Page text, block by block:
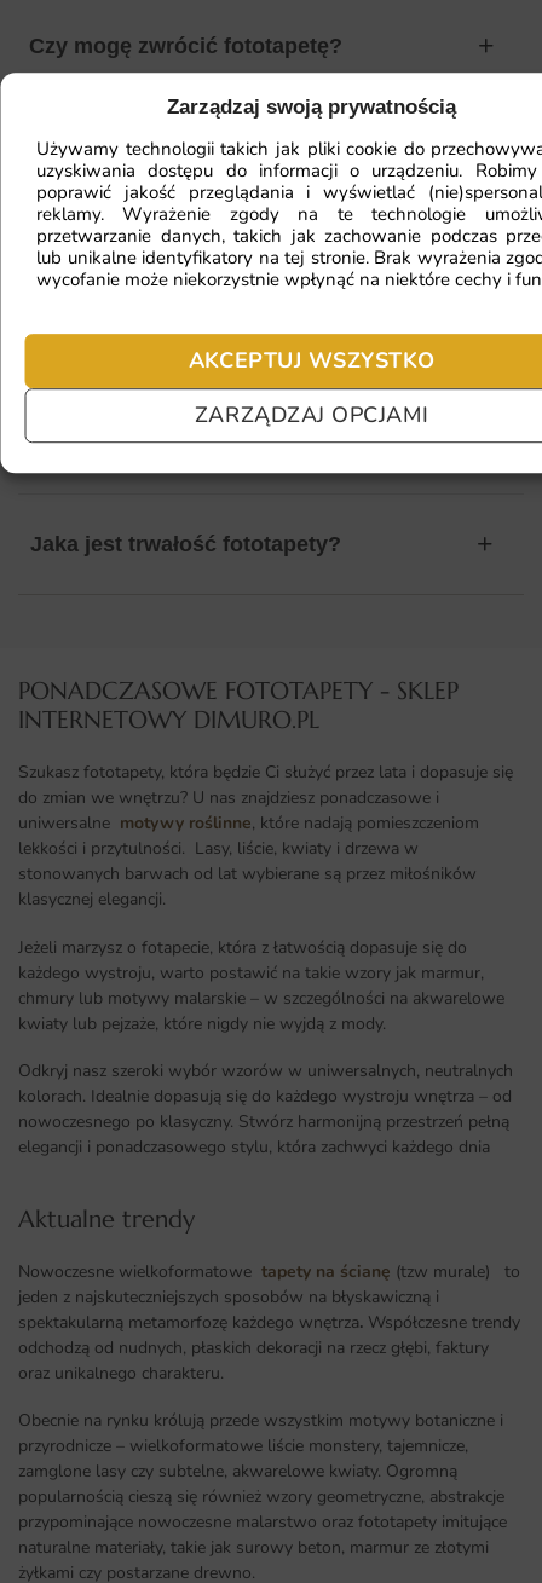
Zarządzaj swoją prywatnością
Używamy technologii takich jak pliki cookie do
uzyskiwania dostępu do informacji o urządzeniu.
poprawić jakość przeglądania i wyświetlać
reklamy. Wyrażenie zgody na te technologie
przetwarzanie danych, takich jak zachowanie podczas
lub unikalne identyfikatory na tej stronie. Brak wyrażenia
wycofanie może niekorzystnie wpłynąć na niektóre cechy i
AKCEPTUJ WSZYSTKO
ZARZĄDZAJ OPCJAMI
Czy mogę zwrócić fototapetę?
Jak zamontować fototapetę? / Jak
przygotować ścianę?
Fototapeta ma inny kolor na telefonie
Jaki materiał wybrać?
Jaka jest trwałość fototapety?
PONADCZASOWE FOTOTAPETY - SKLEP
INTERNETOWY DIMURO.PL​
Szukasz fototapety, która będzie Ci służyć przez lata i dopasuje się
do zmian we wnętrzu? U nas znajdziesz ponadczasowe i
uniwersalne motywy roślinne, które nadają pomieszczeniom
lekkości i przytulności. Lasy, liście, kwiaty i drzewa w
stonowanych barwach od lat wybierane są przez miłośników
klasycznej elegancji.
Jeżeli marzysz o fotapecie, która z łatwością dopasuje się do
każdego wystroju, warto postawić na takie wzory jak marmur,
chmury lub motywy malarskie – w szczególności na akwarelowe
kwiaty lub pejzaże, które nigdy nie wyjdą z mody.
Odkryj nasz szeroki wybór wzorów w uniwersalnych, neutralnych
kolorach. Idealnie dopasują się do każdego wystroju wnętrza – od
nowoczesnego po klasyczny. Stwórz harmonijną przestrzeń pełną
elegancji i ponadczasowego stylu, która zachwyci każdego dnia
Aktualne trendy​
Nowoczesne wielkoformatowe tapety na ścianę (tzw murale) to
jeden z najskuteczniejszych sposobów na błyskawiczną i
spektakularną metamorfozę każdego wnętrza. Współczesne trendy
odchodzą od nudnych, płaskich dekoracji na rzecz głębi, faktury
oraz unikalnego charakteru.
Obecnie na rynku królują przede wszystkim motywy botaniczne i
przyrodnicze – wielkoformatowe liście monstery, tajemnicze,
zamglone lasy czy subtelne, akwarelowe kwiaty. Ogromną
popularnością cieszą się również wzory geometryczne, abstrakcje
przypominające nowoczesne malarstwo oraz fototapety imitujące
naturalne materiały, takie jak surowy beton, marmur ze złotymi
żyłkami czy postarzane drewno.